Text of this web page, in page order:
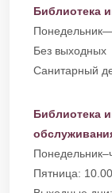
Библиотека
Без выходных
Санитарный
Библиотека
Пятница: